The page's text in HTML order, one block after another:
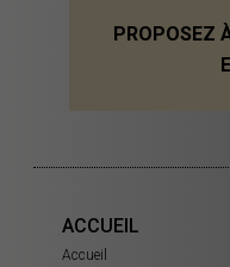
PROPOSEZ
ACCUEIL
Accueil